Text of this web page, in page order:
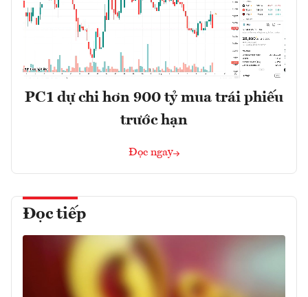
PC1 dự chi hơn 900 tỷ mua trái phiếu
trước hạn
Đọc ngay
Đọc tiếp